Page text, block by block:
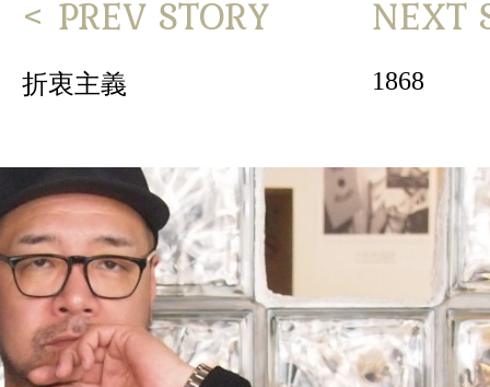
< PREV STORY
折衷主義
NEXT
1868